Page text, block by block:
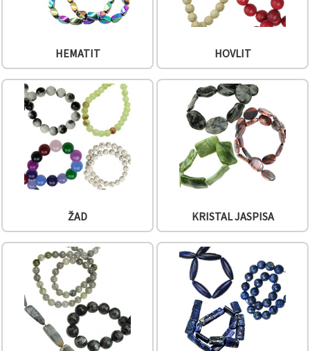
HEMATIT HOVLIT
ŽAD KRISTAL JASPISA